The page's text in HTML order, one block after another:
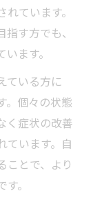
ています。
す方でも、
ます。
ている方に
。個々の状態
く症状の改善
ています。自
ことで、より
。